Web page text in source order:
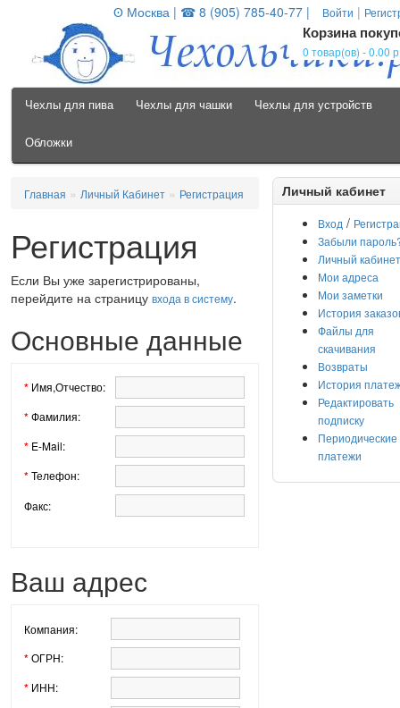
ʘ Москва | ☎ 8 (905) 785-40-77 | Войти |
Корзина
0 товар(ов) - 0.00
Чехлы для пива Чехлы для чашки Чехлы для устройств
Обложки
Личный кабинет
Вход/
Забыли
Личный кабинет
Мои адреса
Мои заметки
История
Файлы для
скачивания
Возвраты
История
Редактировать
подписку
Периодические
платежи
Главная »Личный Кабинет » Регистрация
Регистрация
Если Вы уже зарегистрированы,
перейдите на страницувхода в систему.
Основные данные
* Имя,Отчество:
*Фамилия:
* E-Mail:
*Телефон:
Факс:
Ваш адрес
Компания:
*ОГРН:
* ИНН: